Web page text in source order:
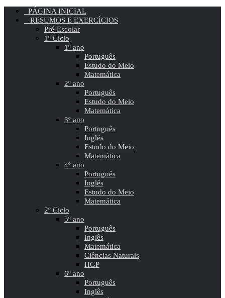
PÁGINA INICIAL
RESUMOS E EXERCÍCIOS
Pré-Escolar
1º Ciclo
1º ano
Português
Estudo do Meio
Matemática
2º ano
Português
Estudo do Meio
Matemática
3º ano
Português
Inglês
Estudo do Meio
Matemática
4º ano
Português
Inglês
Estudo do Meio
Matemática
2º Ciclo
5º ano
Português
Inglês
Matemática
Ciências Naturais
HGP
6º ano
Português
Inglês